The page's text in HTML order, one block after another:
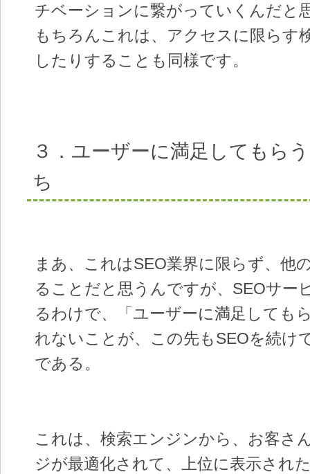
チベーションに繋がっていくんだと
もちろんこれは、アクセスに限らす
したりすることも同様です。
３．ユーザーに満足してもら
ち
まあ、これはSEO業界に限らず、他
ることだと思うんですが、SEOサー
るわけで、「ユーザーに満足しても
れないことが、この先もSEOを続け
である。
これは、検索エンジンから、お客さ
ジが最適化されて、上位に表示され